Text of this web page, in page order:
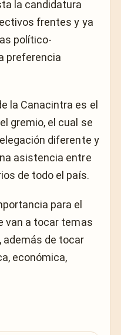
la candidatura
frentes y ya
político-
preferencia
la Canacintra es el
gremio, el cual se
diferente y
asistencia entre
de todo el país.
para el
van a tocar temas
de tocar
económica,